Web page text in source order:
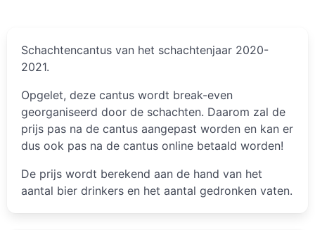
Schachtencantus van het schachtenjaar 2020-
2021.
Opgelet, deze cantus wordt break-even
georganiseerd door de schachten. Daarom zal de
prijs pas na de cantus aangepast worden en kan er
dus ook pas na de cantus online betaald worden!
De prijs wordt berekend aan de hand van het
aantal bier drinkers en het aantal gedronken vaten.